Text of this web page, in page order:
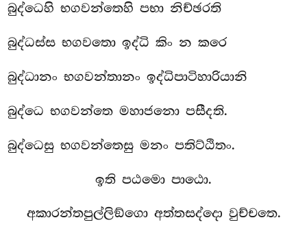
බුද්ධෙහි භගවන්තෙහි පභා නිච්ඡරති
බුද්ධස්ස භගවතො ඉද්ධි කිං න කරෙ
බුද්ධානං භගවන්තානං ඉද්ධිපාටිහාරියානි
බුද්ධෙ භගවන්තෙ මහාජනො පසීදති.
බුද්ධෙසු භගවන්තෙසු මනං පතිට්ඨිතං.
ඉති පඨමො පාඨො.
අකාරන්තපුල්ලිඞ්ගො අත්තසද්දො වුච්චතෙ.